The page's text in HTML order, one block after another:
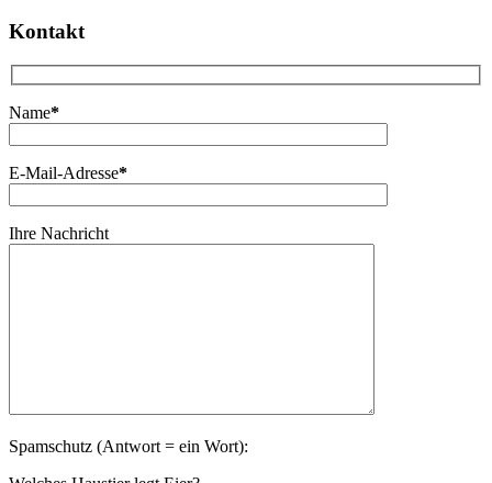
Kontakt
Name*
E-Mail-Adresse*
Ihre Nachricht
Spamschutz (Antwort = ein Wort):